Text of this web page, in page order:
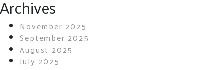
Archives
November 2025
September 2025
August 2025
July 2025